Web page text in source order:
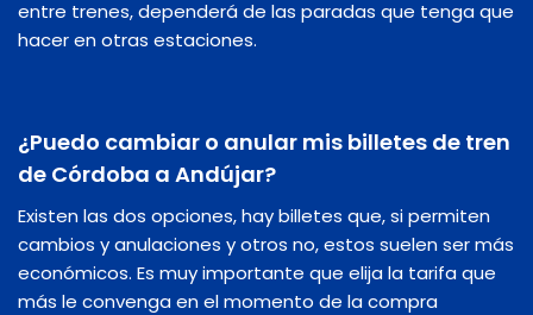
entre trenes, dependerá de las paradas que tenga que
hacer en otras estaciones.
¿Puedo cambiar o anular mis billetes de tren
de Córdoba a Andújar?
Existen las dos opciones, hay billetes que, si permiten
cambios y anulaciones y otros no, estos suelen ser más
económicos. Es muy importante que elija la tarifa que
más le convenga en el momento de la compra